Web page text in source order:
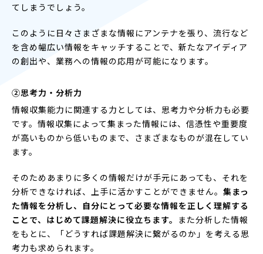
てしまうでしょう。
このように日々さまざまな情報にアンテナを張り、流行など
を含め幅広い情報をキャッチすることで、新たなアイディア
の創出や、業務への情報の応用が可能になります。
②思考力・分析力
情報収集能力に関連する力としては、思考力や分析力も必要
です。情報収集によって集まった情報には、信憑性や重要度
が高いものから低いものまで、さまざまなものが混在してい
ます。
そのためあまりに多くの情報だけが手元にあっても、それを
分析できなければ、上手に活かすことができません。 集まっ
た情報を分析し、自分にとって必要な情報を正しく理解する
ことで、はじめて課題解決に役立ちます。 また分析した情報
をもとに、「どうすれば課題解決に繋がるのか」を考える思
考力も求められます。